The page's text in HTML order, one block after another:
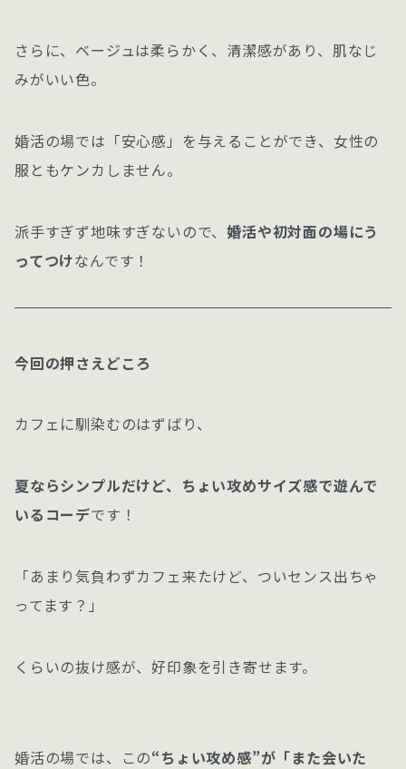
さらに、ベージュは柔らかく、清潔感があり、肌なじ
みがいい色。
婚活の場では「安心感」を与えることができ、女性の
服ともケンカしません。
派手すぎず地味すぎないので、 婚活や初対面の場にう
ってつけなんです！
今回の押さえどころ
カフェに馴染むのはずばり、
夏ならシンプルだけど、ちょい攻めサイズ感で遊んで
いるコーデです！
「あまり気負わずカフェ来たけど、ついセンス出ちゃ
ってます？」
くらいの抜け感が、好印象を引き寄せます。
婚活の場では、この“ちょい攻め感”が「また会いた